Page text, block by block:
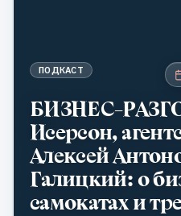
ПОДКАСТ
БИЗНЕС-
Исерсон,
Алексей
Галицкий: о
самокатах и